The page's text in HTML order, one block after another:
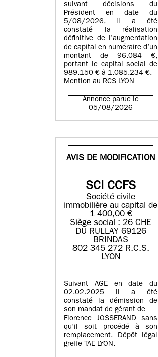
suivant décisions du
Président en date du
5/08/2026, il a été
constaté la réalisation
définitive de l’augmentation
de capital en numéraire d’un
montant de 96.084 €,
portant le capital social de
989.150 € à 1.085.234 €.
Mention au RCS LYON
Annonce parue le
05/08/2026
AVIS DE MODIFICATION
SCI CCFS
Société civile
immobilière au capital de
1 400,00 €
Siège social : 26 CHE
DU RULLAY 69126
BRINDAS
802 345 272 R.C.S.
LYON
Suivant AGE en date du
02.02.2025 il a été
constaté la démission de
son mandat de gérant de
Florence JOSSERAND sans
qu’il soit procédé à son
remplacement. Dépôt légal
greffe TAE LYON.